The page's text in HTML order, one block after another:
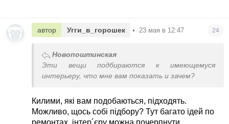
автор Угги_в_горошек • 23 мая в 12:47 24
Новопоштинская
Эти вещи подбираются к имеющемуся
интерьеру, что мне вам показать и зачем?
Килими, які вам подобаються, підходять.
Можливо, щось собі підбору? Тут багато ідей по